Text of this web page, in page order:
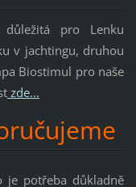
pro Lenku
v jachtingu, druhou
Biostimul pro naše
zde...
je potřeba důkladně